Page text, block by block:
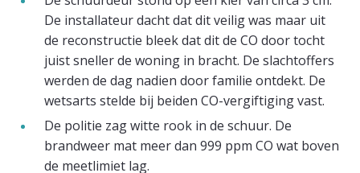
De installateur dacht dat dit veilig was maar uit
de reconstructie bleek dat dit de CO door tocht
juist sneller de woning in bracht. De slachtoffers
werden de dag nadien door familie ontdekt. De
wetsarts stelde bij beiden CO-vergiftiging vast.
De politie zag witte rook in de schuur. De
brandweer mat meer dan 999 ppm CO wat boven
de meetlimiet lag.